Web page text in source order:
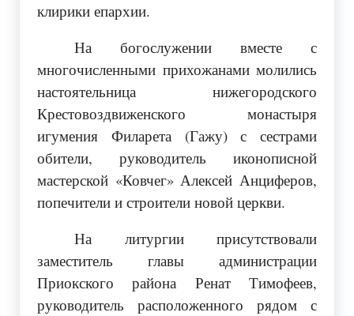
клирики епархии.
На богослужении вместе с
многочисленными прихожанами молились
настоятельница нижегородского
Крестовоздвиженского монастыря
игумения Филарета (Гажу) с сестрами
обители, руководитель иконописной
мастерской «Ковчег» Алексей Анциферов,
попечители и строители новой церкви.
На литургии присутствовали
заместитель главы администрации
Приокского района Ренат Тимофеев,
руководитель расположенного рядом с